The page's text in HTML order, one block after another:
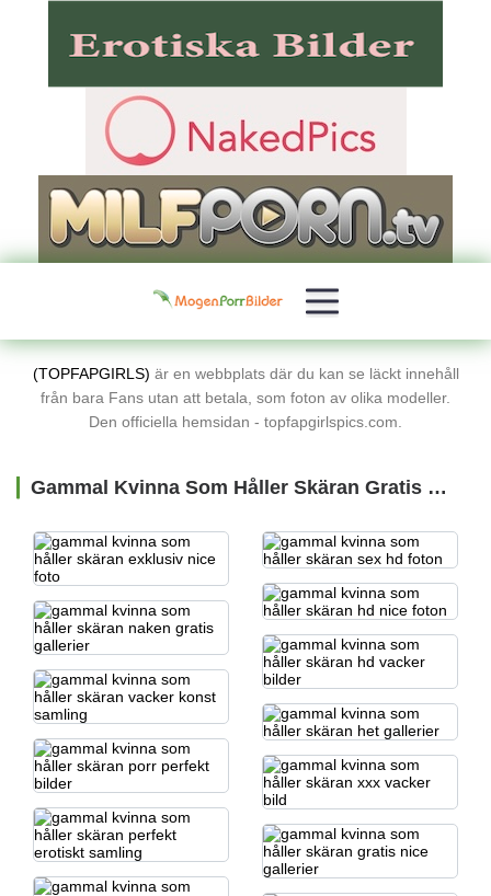
(TOPFAPGIRLS) är en webbplats där du kan se läckt innehåll
från bara Fans utan att betala, som foton av olika modeller.
Den officiella hemsidan - topfapgirlspics.com.
Gammal Kvinna Som Håller Skäran Gratis Porrbilder